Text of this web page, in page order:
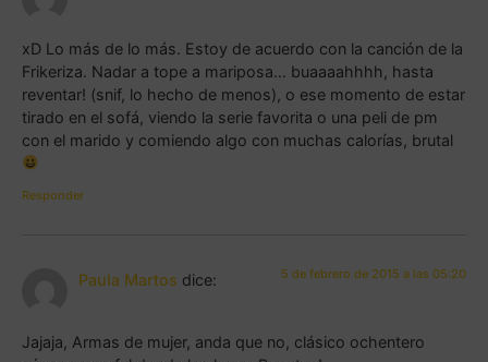
xD Lo más de lo más. Estoy de acuerdo con la canción de la
Frikeriza. Nadar a tope a mariposa… buaaaahhhh, hasta
reventar! (snif, lo hecho de menos), o ese momento de estar
tirado en el sofá, viendo la serie favorita o una peli de pm
con el marido y comiendo algo con muchas calorías, brutal
Responder
Paula Martos dice: 5 de febrero de 2015 a las 05:20
Jajaja, Armas de mujer, anda que no, clásico ochentero